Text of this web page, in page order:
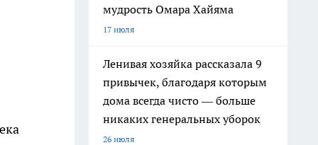
мудрость Омара Хайяма
17 июля
Ленивая хозяйка рассказала 9
привычек, благодаря которым
дома всегда чисто — больше
никаких генеральных уборок
26 июля